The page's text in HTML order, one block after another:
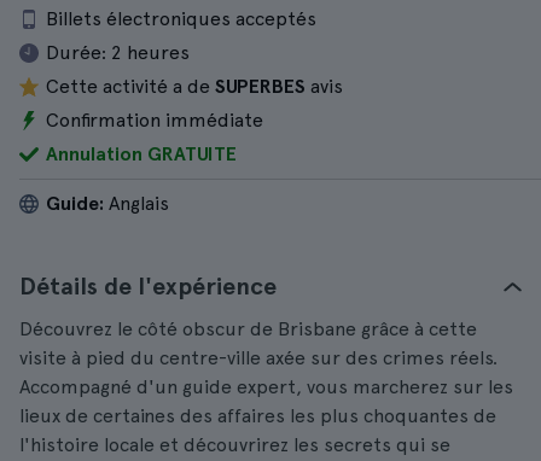
Billets électroniques acceptés
Durée: 2 heures
Cette activité a de SUPERBES avis
Confirmation immédiate
Annulation GRATUITE
Guide: Anglais
Détails de l'expérience
Découvrez le côté obscur de Brisbane grâce à cette
visite à pied du centre-ville axée sur des crimes réels.
Accompagné d'un guide expert, vous marcherez sur les
lieux de certaines des affaires les plus choquantes de
l'histoire locale et découvrirez les secrets qui se